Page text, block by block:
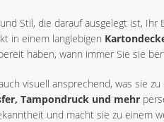
Stil, die darauf ausgelegt ist,
in einem langlebigen
haben, wann immer Sie sie
visuell ansprechend, was sie
Tampondruck und mehr
und macht sie zu einem